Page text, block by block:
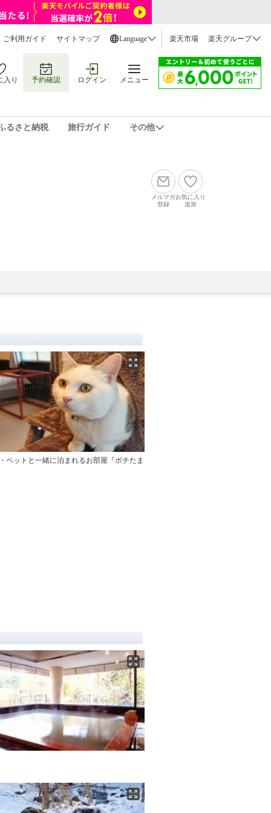
ご利用ガイド サイトマップ Language 楽天市場 楽天グループ
入り 予約確認 ログイン メニュー
るさと納税 旅行ガイド その他
メルマガ
登録
お気に入り
追加
ペットと一緒に泊まれるお部屋『ポチたま